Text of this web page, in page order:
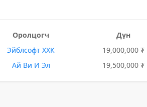
Оролцогч Дүн
Эйблсофт ХХК 19,000,000 ₮
Ай Ви И Эл 19,500,000 ₮